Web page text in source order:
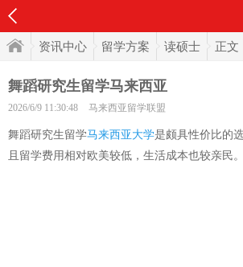
资讯中心 留学方案 读硕士 正文
舞蹈研究生留学马来西亚
2026/6/9 11:30:48 马来西亚留学联盟
舞蹈研究生留学马来西亚大学是颇具性价比的
且留学费用相对欧美较低，生活成本也较亲民